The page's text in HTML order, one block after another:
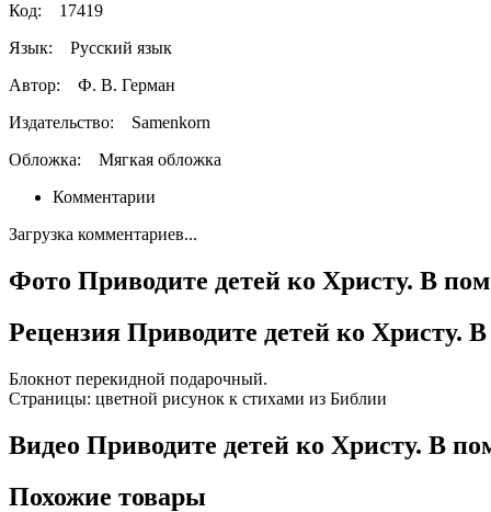
Код: 17419
Язык: Русский язык
Автор:
Ф. В. Герман
Издательство:
Samenkorn
Обложка: Мягкая обложка
Комментарии
Загрузка комментариев...
Фото Приводите детей ко Христу. В
Рецензия Приводите детей ко
Блокнот перекидной подарочный.
Страницы: цветной рисунок к стихами из Библии
Видео Приводите детей ко Христу. В
Похожие товары